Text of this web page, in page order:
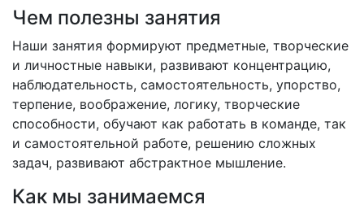
Чем полезны занятия
Наши занятия формируют предметные, творческие
и личностные навыки, развивают концентрацию,
наблюдательность, самостоятельность, упорство,
терпение, воображение, логику, творческие
способности, обучают как работать в команде, так
и самостоятельной работе, решению сложных
задач, развивают абстрактное мышление.
Как мы занимаемся